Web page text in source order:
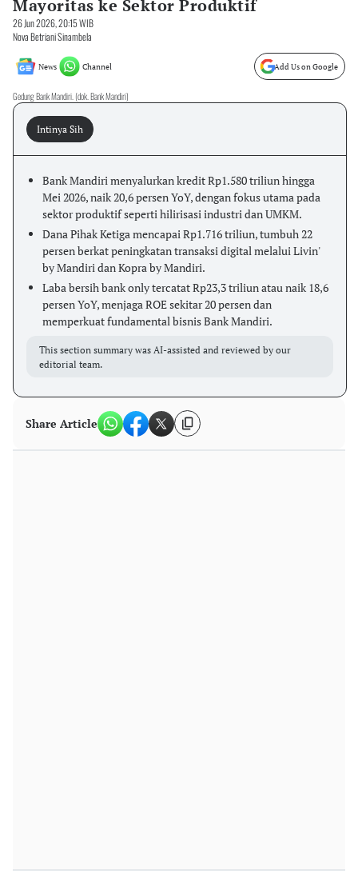
Mayoritas ke Sektor Produktif
26 Jun 2026, 20:15 WIB
Nova Betriani Sinambela
News Channel Add Us on Google
Gedung Bank Mandiri. (dok. Bank Mandiri)
Intinya Sih
Bank Mandiri menyalurkan kredit Rp1.580 triliun hingga
Mei 2026, naik 20,6 persen YoY, dengan fokus utama pada
sektor produktif seperti hilirisasi industri dan UMKM.
Dana Pihak Ketiga mencapai Rp1.716 triliun, tumbuh 22
persen berkat peningkatan transaksi digital melalui Livin'
by Mandiri dan Kopra by Mandiri.
Laba bersih bank only tercatat Rp23,3 triliun atau naik 18,6
persen YoY, menjaga ROE sekitar 20 persen dan
memperkuat fundamental bisnis Bank Mandiri.
This section summary was AI-assisted and reviewed by our
editorial team.
Share Article